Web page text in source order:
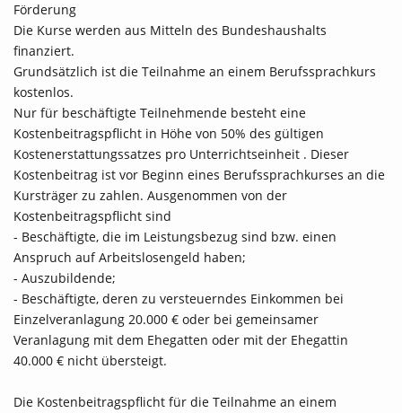
Förderung
Die Kurse werden aus Mitteln des Bundeshaushalts
finanziert.
Grundsätzlich ist die Teilnahme an einem Berufssprachkurs
kostenlos.
Nur für beschäftigte Teilnehmende besteht eine
Kostenbeitragspflicht in Höhe von 50% des gültigen
Kostenerstattungssatzes pro Unterrichtseinheit . Dieser
Kostenbeitrag ist vor Beginn eines Berufssprachkurses an die
Kursträger zu zahlen. Ausgenommen von der
Kostenbeitragspflicht sind
- Beschäftigte, die im Leistungsbezug sind bzw. einen
Anspruch auf Arbeitslosengeld haben;
- Auszubildende;
- Beschäftigte, deren zu versteuerndes Einkommen bei
Einzelveranlagung 20.000 € oder bei gemeinsamer
Veranlagung mit dem Ehegatten oder mit der Ehegattin
40.000 € nicht übersteigt.
Die Kostenbeitragspflicht für die Teilnahme an einem